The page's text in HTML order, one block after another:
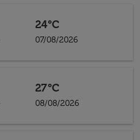
24°C
07/08/2026
27°C
08/08/2026